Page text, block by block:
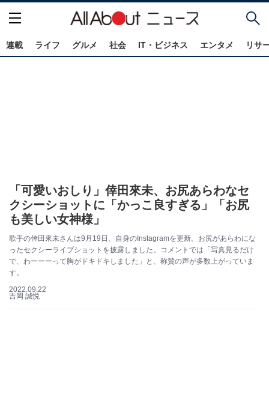
連載 ライフ グルメ 社会 IT・ビジネス エンタメ リサ
「可愛いおしり」倖田來未、お尻あらわなセ
クシーショットに「かっこ良すぎる」「お尻
も美しい女神様」
歌手の倖田來未さんは9月19日、自身のInstagramを更新。お尻があらわにな
ったセクシーライブショットを披露しました。コメントでは「写真見るだけ
で、わーーーって胸がドキドキしました」と、称賛の声が多数上がっていま
す。
2022.09.22
吉岡 誠悦